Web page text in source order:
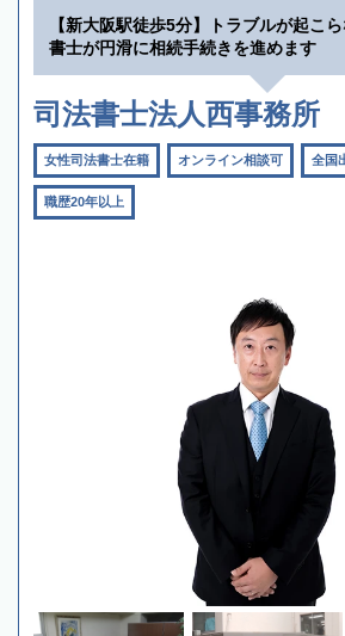
【新大阪駅徒歩5分】トラブルが起こ
書士が円滑に相続手続きを進めます
司法書士法人西事務所
女性司法書士在籍 オンライン相談可 全国
職歴20年以上